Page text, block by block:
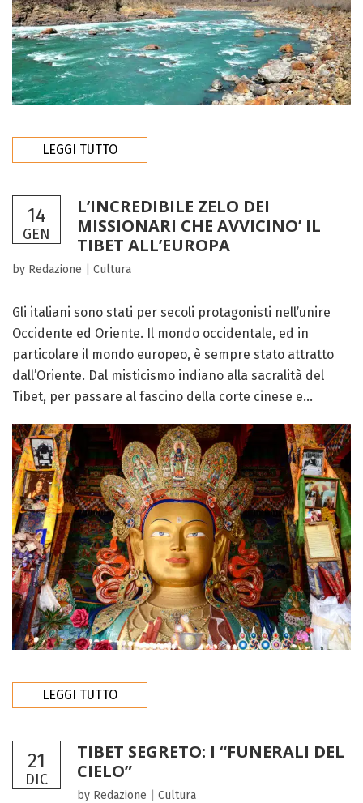
LEGGI TUTTO
14
GEN
L’INCREDIBILE ZELO DEI
MISSIONARI CHE AVVICINO’ IL
TIBET ALL’EUROPA
by Redazione Cultura
Gli italiani sono stati per secoli protagonisti nell’unire
Occidente ed Oriente. Il mondo occidentale, ed in
particolare il mondo europeo, è sempre stato attratto
dall’Oriente. Dal misticismo indiano alla sacralità del
Tibet, per passare al fascino della corte cinese e...
LEGGI TUTTO
21
DIC
TIBET SEGRETO: I “FUNERALI DEL
CIELO”
by Redazione Cultura